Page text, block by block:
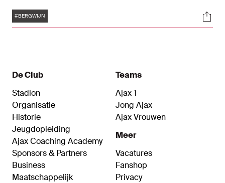
op het oude nest. "Ik wil me op het hoogste
podium bewijzen."
Tags
#BERGWIJN
De Club
Stadion
Organisatie
Historie
Jeugdopleiding
Ajax Coaching Academy
Sponsors & Partners
Business
Maatschappelijk
Teams
Ajax 1
Jong Ajax
Ajax Vrouwen
Meer
Vacatures
Fanshop
Privacy